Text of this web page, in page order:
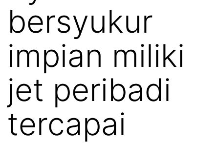
bersyukur
impian miliki
jet peribadi
tercapai